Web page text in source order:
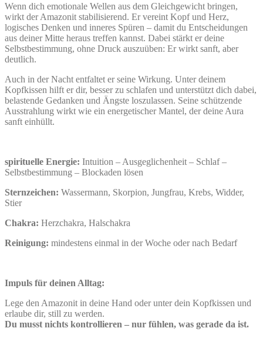
Wenn dich emotionale Wellen aus dem Gleichgewicht bringen,
wirkt der Amazonit stabilisierend. Er vereint Kopf und Herz,
logisches Denken und inneres Spüren – damit du Entscheidungen
aus deiner Mitte heraus treffen kannst. Dabei stärkt er deine
Selbstbestimmung, ohne Druck auszuüben: Er wirkt sanft, aber
deutlich.
Auch in der Nacht entfaltet er seine Wirkung. Unter deinem
Kopfkissen hilft er dir, besser zu schlafen und unterstützt dich dabei,
belastende Gedanken und Ängste loszulassen. Seine schützende
Ausstrahlung wirkt wie ein energetischer Mantel, der deine Aura
sanft einhüllt.
spirituelle Energie: Intuition – Ausgeglichenheit – Schlaf –
Selbstbestimmung – Blockaden lösen
Sternzeichen: Wassermann, Skorpion, Jungfrau, Krebs, Widder,
Stier
Chakra: Herzchakra, Halschakra
Reinigung: mindestens einmal in der Woche oder nach Bedarf
Impuls für deinen Alltag:
Lege den Amazonit in deine Hand oder unter dein Kopfkissen und
erlaube dir, still zu werden.
Du musst nichts kontrollieren – nur fühlen, was gerade da ist.